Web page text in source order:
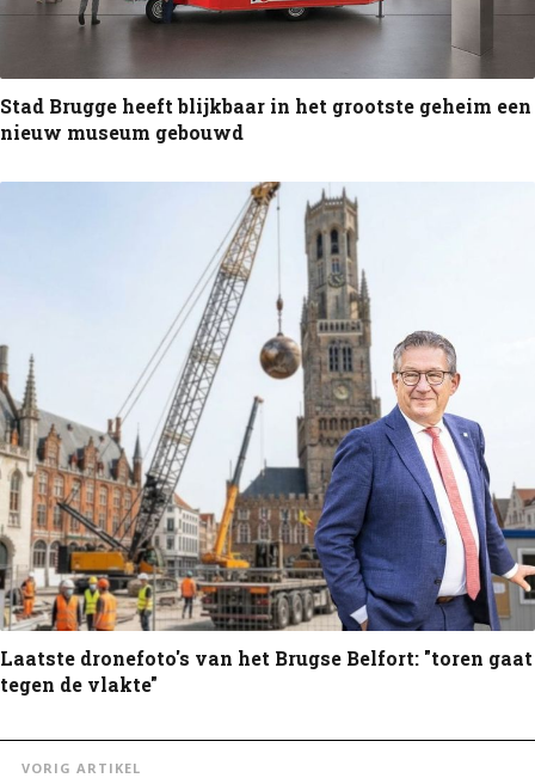
Stad Brugge heeft blijkbaar in het grootste geheim een
nieuw museum gebouwd
Laatste dronefoto's van het Brugse Belfort: "toren gaat
tegen de vlakte"
VORIG ARTIKEL